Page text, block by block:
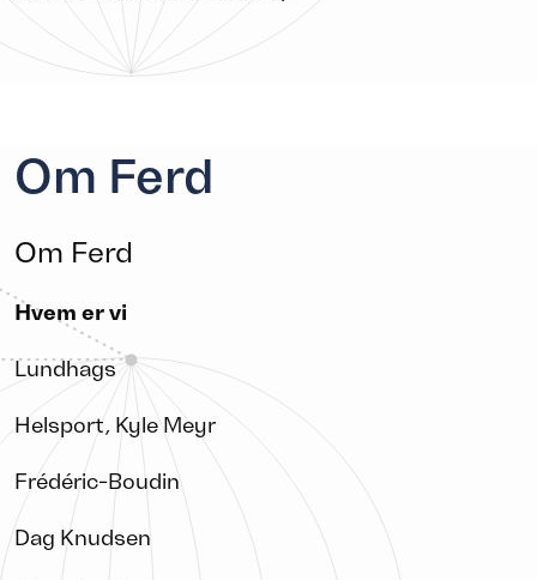
Om Ferd
Om Ferd
Hvem er vi
Lundhags
Helsport, Kyle Meyr
Frédéric-Boudin
Dag Knudsen